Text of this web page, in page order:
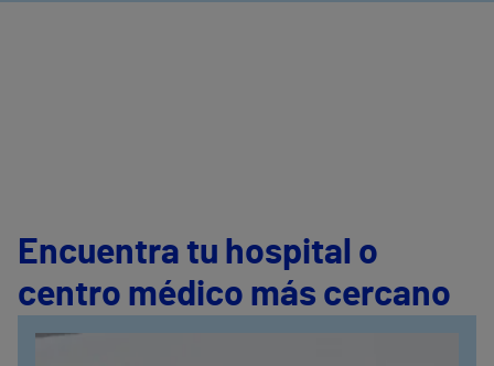
Encuentra tu hospital o
centro médico más cercano